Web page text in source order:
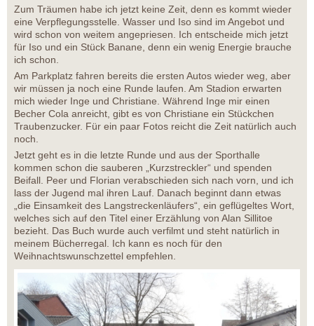
Zum Träumen habe ich jetzt keine Zeit, denn es kommt wieder
eine Verpflegungsstelle. Wasser und Iso sind im Angebot und
wird schon von weitem angepriesen. Ich entscheide mich jetzt
für Iso und ein Stück Banane, denn ein wenig Energie brauche
ich schon.
Am Parkplatz fahren bereits die ersten Autos wieder weg, aber
wir müssen ja noch eine Runde laufen. Am Stadion erwarten
mich wieder Inge und Christiane. Während Inge mir einen
Becher Cola anreicht, gibt es von Christiane ein Stückchen
Traubenzucker. Für ein paar Fotos reicht die Zeit natürlich auch
noch.
Jetzt geht es in die letzte Runde und aus der Sporthalle
kommen schon die sauberen „Kurzstreckler“ und spenden
Beifall. Peer und Florian verabschieden sich nach vorn, und ich
lass der Jugend mal ihren Lauf. Danach beginnt dann etwas
„die Einsamkeit des Langstreckenläufers“, ein geflügeltes Wort,
welches sich auf den Titel einer Erzählung von Alan Sillitoe
bezieht. Das Buch wurde auch verfilmt und steht natürlich in
meinem Bücherregal. Ich kann es noch für den
Weihnachtswunschzettel empfehlen.